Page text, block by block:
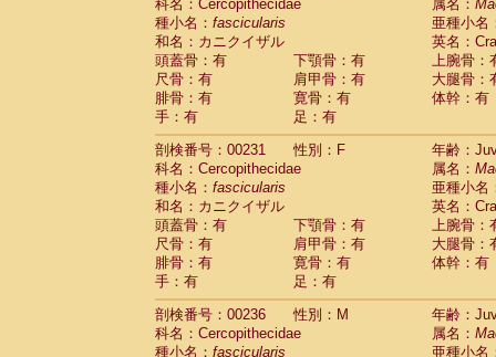
科名：Cercopithecidae
属名：
種小名： fascicularis
亜種小名
和名：カニクイザル
英名：
頭蓋骨：有
下顎骨：有
上腕骨：
尺骨：有
肩甲骨：有
大腿骨：
腓骨：有
寛骨：有
体幹：有
手：有
足：有
剖検番号：00231
性別：F
年齢：
科名：Cercopithecidae
属名：
種小名： fascicularis
亜種小名
和名：カニクイザル
英名：
頭蓋骨：有
下顎骨：有
上腕骨：
尺骨：有
肩甲骨：有
大腿骨：
腓骨：有
寛骨：有
体幹：有
手：有
足：有
剖検番号：00236
性別：M
年齢：
科名：Cercopithecidae
属名：
種小名： fascicularis 亜種小名